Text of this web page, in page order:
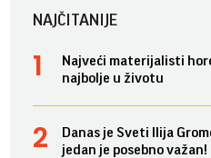
NAJČITANIJE
Najveći materijalisti
najbolje u životu
Danas je Sveti Ilija
jedan je posebno važan!